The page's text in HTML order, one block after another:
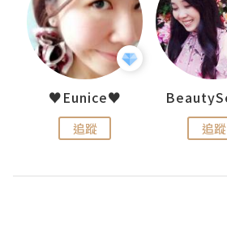
♥Eunice♥
追蹤 追蹤